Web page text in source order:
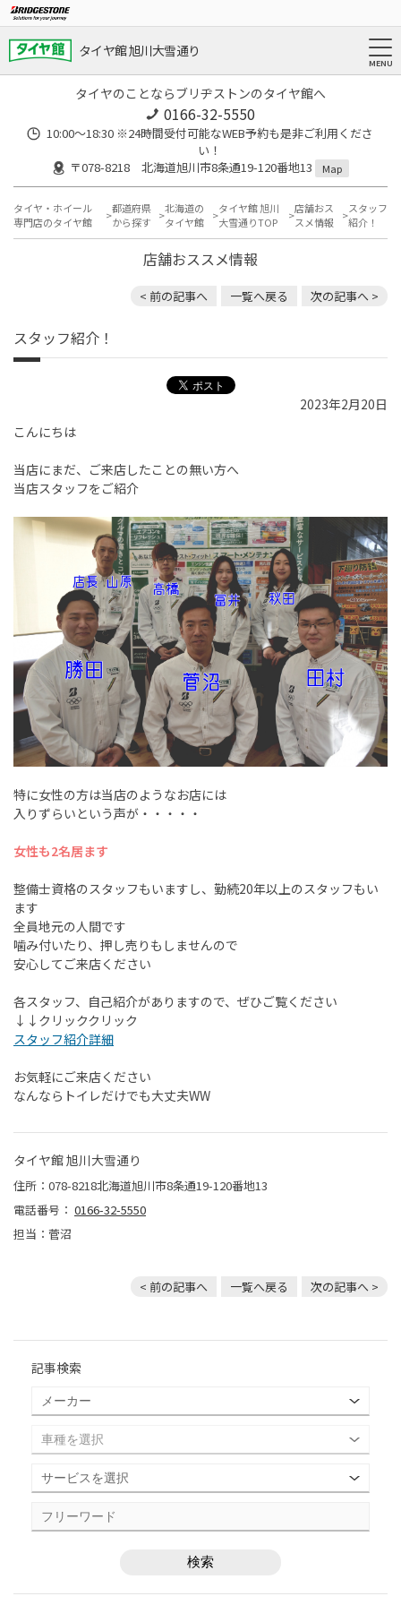
タイヤ館 旭川大雪通り
タイヤのことならブリヂストンのタイヤ館へ
0166-32-5550
10:00～18:30 ※24時間受付可能なWEB予約も是非ご利用くださ
い！
〒078-8218 北海道旭川市8条通19-120番地13
Map
タイヤ・ホイール
専門店のタイヤ館
都道府県
から探す
北海道の
タイヤ館
タイヤ館 旭川
大雪通りTOP
店舗おス
スメ情報
スタッフ
紹介！
店舗おススメ情報
< 前の記事へ 一覧へ戻る 次の記事へ >
スタッフ紹介！
2023年2月20日
こんにちは
当店にまだ、ご来店したことの無い方へ
当店スタッフをご紹介
特に女性の方は当店のようなお店には
入りずらいという声が・・・・・
女性も2名居ます
整備士資格のスタッフもいますし、勤続20年以上のスタッフもい
ます
全員地元の人間です
噛み付いたり、押し売りもしませんので
安心してご来店ください
各スタッフ、自己紹介がありますので、ぜひご覧ください
↓↓クリッククリック
スタッフ紹介詳細
お気軽にご来店ください
なんならトイレだけでも大丈夫WW
タイヤ館 旭川大雪通り
住所：078-8218北海道旭川市8条通19-120番地13
電話番号： 0166-32-5550
担当：菅沼
< 前の記事へ 一覧へ戻る 次の記事へ >
記事検索